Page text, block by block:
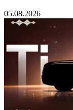
05.08.2026